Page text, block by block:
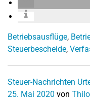
Betriebsausflüge,
Steuerbescheide,
Steuer-Nachrichten
25. Mai 2020 von